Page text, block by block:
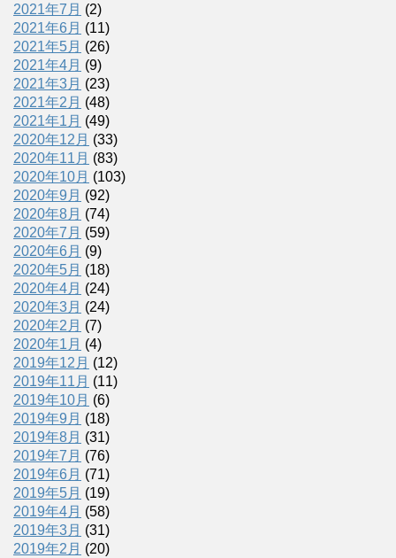
2021年7月 (2)
2021年6月 (11)
2021年5月 (26)
2021年4月 (9)
2021年3月 (23)
2021年2月 (48)
2021年1月 (49)
2020年12月 (33)
2020年11月 (83)
2020年10月 (103)
2020年9月 (92)
2020年8月 (74)
2020年7月 (59)
2020年6月 (9)
2020年5月 (18)
2020年4月 (24)
2020年3月 (24)
2020年2月 (7)
2020年1月 (4)
2019年12月 (12)
2019年11月 (11)
2019年10月 (6)
2019年9月 (18)
2019年8月 (31)
2019年7月 (76)
2019年6月 (71)
2019年5月 (19)
2019年4月 (58)
2019年3月 (31)
2019年2月 (20)